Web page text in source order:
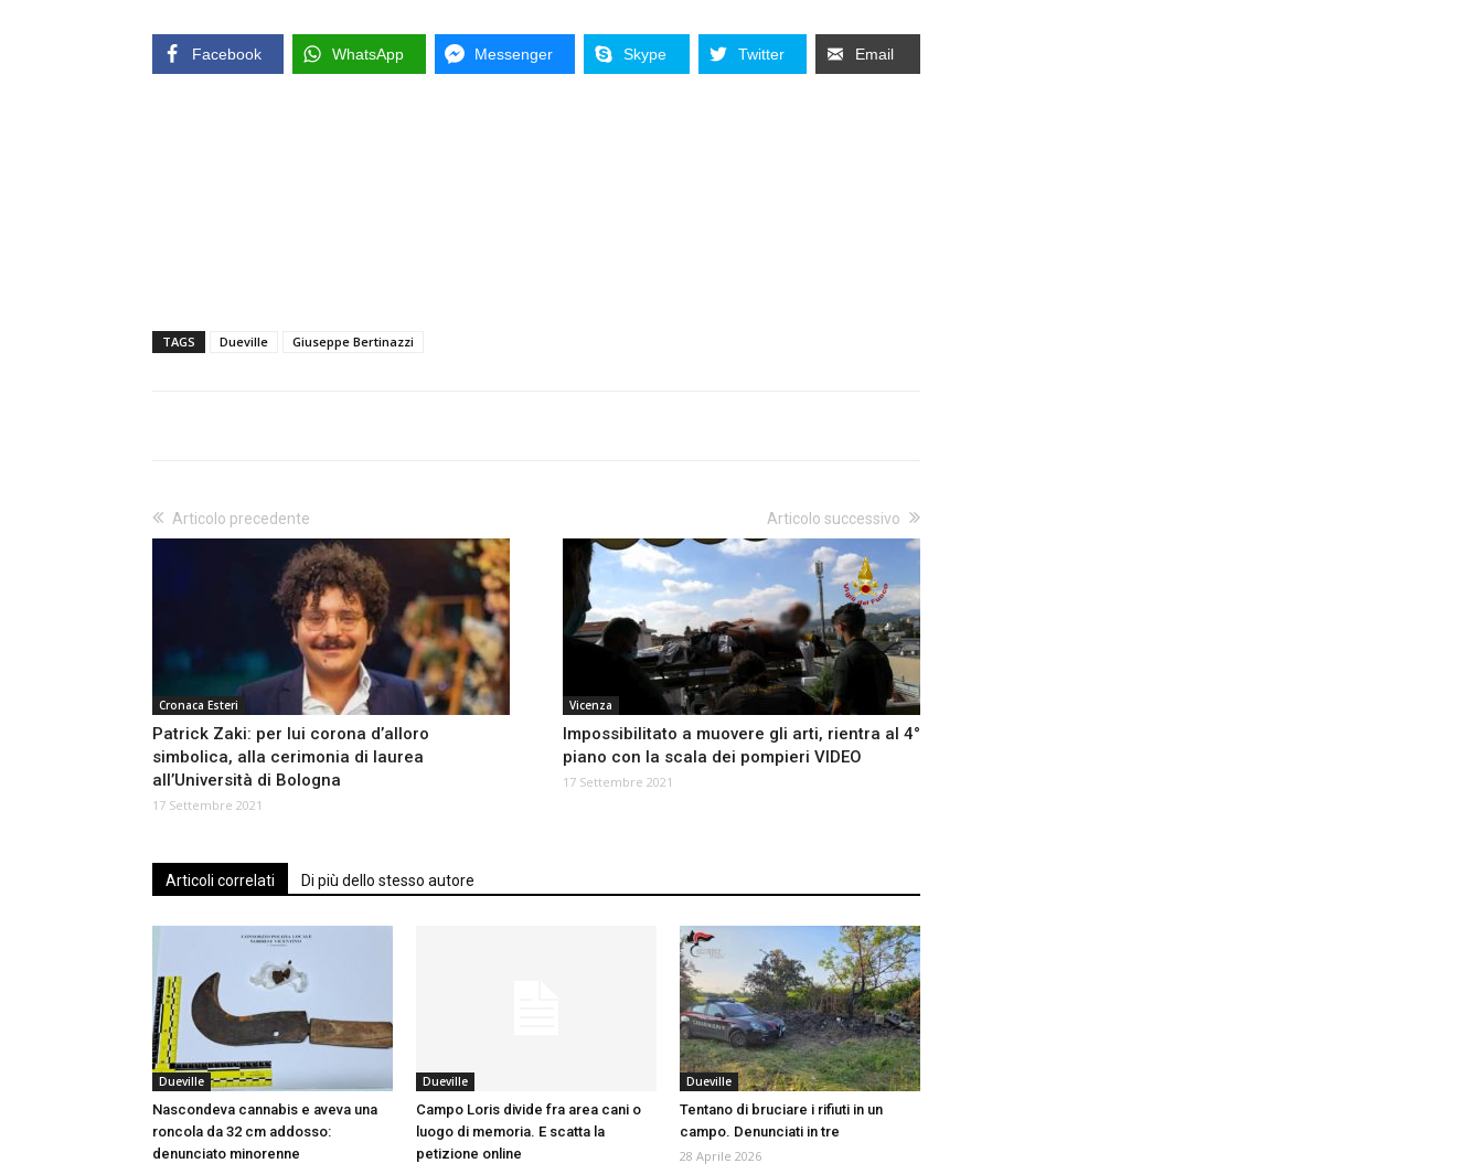
Facebook WhatsApp Messenger Skype Twitter Email
TAGS Dueville Giuseppe Bertinazzi
Articolo precedente
Cronaca Esteri
Patrick Zaki: per lui corona d’alloro
simbolica, alla cerimonia di laurea
all’Università di Bologna
17 Settembre 2021
Articolo successivo
Vicenza
Impossibilitato a muovere gli arti, rientra al 4°
piano con la scala dei pompieri VIDEO
17 Settembre 2021
Articoli correlati Di più dello stesso autore
Dueville
Nascondeva cannabis e aveva una
roncola da 32 cm addosso:
denunciato minorenne
Dueville
Campo Loris divide fra area cani o
luogo di memoria. E scatta la
petizione online
Dueville
Tentano di bruciare i rifiuti in un
campo. Denunciati in tre
28 Aprile 2026